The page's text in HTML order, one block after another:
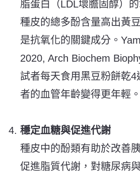
脂蛋白（LDL壞膽固醇）
種皮的總多酚含量高出黃
是抗氧化的關鍵成分。
2020, Arch Biochem
試者每天食用黑豆粉餅乾4
者的血管年齡變得更年輕。
穩定血糖與促進代謝
種皮中的酚類有助於改善
促進脂質代謝，對糖尿病